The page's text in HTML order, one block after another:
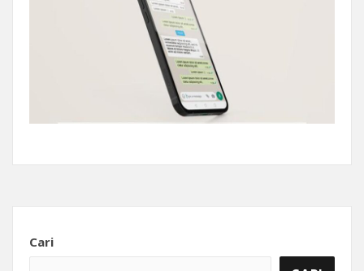
Cari